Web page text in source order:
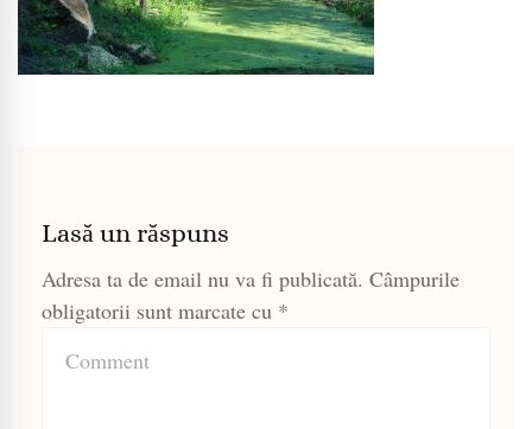
Lasă un răspuns
Adresa ta de email nu va fi publicată. Câmpurile
obligatorii sunt marcate cu *